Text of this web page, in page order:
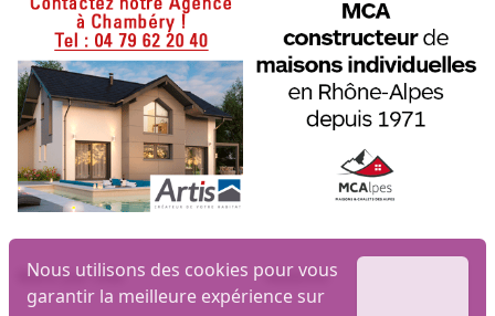
Nous utilisons des cookies pour vous
garantir la meilleure expérience sur
Biens par ville Maisons